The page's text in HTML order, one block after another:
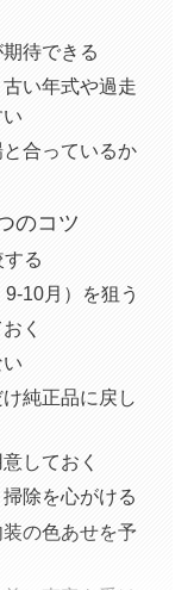
待できる
い年式や過走
合っているか
のコツ
る
10月）を狙う
く
純正品に戻し
しておく
除を心がける
の色あせを予